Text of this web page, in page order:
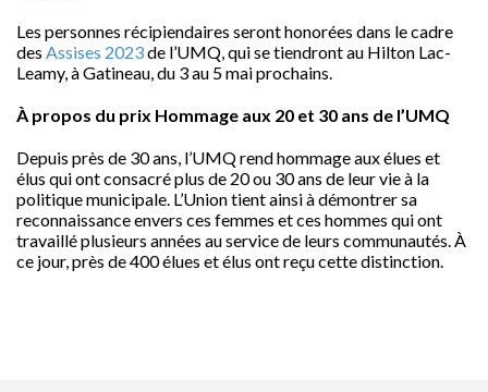
Les personnes récipiendaires seront honorées dans le cadre
des Assises 2023de l’UMQ, qui se tiendront au Hilton Lac-
Leamy, à Gatineau, du 3 au 5 mai prochains.
À propos du prix Hommage aux 20 et 30 ans de l’UMQ
Depuis près de 30 ans, l’UMQ rend hommage aux élues et
élus qui ont consacré plus de 20 ou 30 ans de leur vie à la
politique municipale. L’Union tient ainsi à démontrer sa
reconnaissance envers ces femmes et ces hommes qui ont
travaillé plusieurs années au service de leurs communautés. À
ce jour, près de 400 élues et élus ont reçu cette distinction.